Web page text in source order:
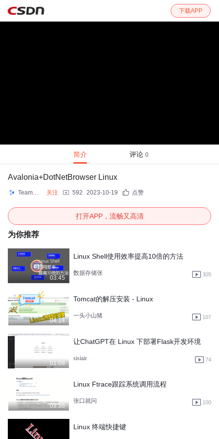
下载APP
简介 评论 0
Avalonia+DotNetBrowser Linux
TeamDev 关注 592 2023-10-19 点赞
打开APP，流畅又高清
为你推荐
03:45
Linux Shell使用效率提高10倍的方法
数据存储张 305
04:14
Tomcat的解压安装 - Linux
一头小山猪 107
01:08
让ChatGPT在 Linux 下部署Flask开发环境
sisiair 74
09:55
Linux Ftrace跟踪系统调用流程
张口就问 100
Linux 终端快捷键